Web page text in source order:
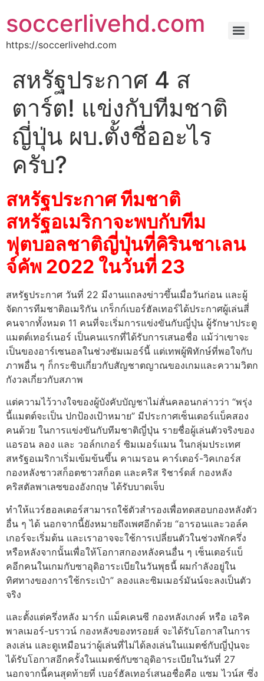
soccerlivehd.com
https://soccerlivehd.com
สหรัฐประกาศ 4 ส
ตาร์ต! แข่งกับทีมชาติ
ญี่ปุ่น ผบ.ตั้งชื่ออะไร
ครับ?
สหรัฐประกาศ ทีมชาติ
สหรัฐอเมริกาจะพบกับทีม
ฟุตบอลชาติญี่ปุ่นที่คิรินชาเลน
จ์คัพ 2022 ในวันที่ 23
สหรัฐประกาศ วันที่ 22 มีงานแถลงข่าวขึ้นเมื่อวันก่อน และผู้
จัดการทีมชาติอเมริกัน เกร็กก์เบอร์ฮัลเทอร์ได้ประกาศผู้เล่นสี่
คนจากทั้งหมด 11 คนที่จะเริ่มการแข่งขันกับญี่ปุ่น ผู้รักษาประตู
แมตต์เทอร์เนอร์ เป็นคนแรกที่ได้รับการเสนอชื่อ แม้ว่าเขาจะ
เป็นของอาร์เซนอลในช่วงซัมเมอร์นี้ แต่เทพผู้พิทักษ์ที่พอใจกับ
ภาพอื่น ๆ ก็กระซิบเกี่ยวกับสัญชาตญาณของเกมและความวิตก
กังวลเกี่ยวกับสภาพ
แต่ความไว้วางใจของผู้บังคับบัญชาไม่สั่นคลอนกล่าวว่า “พรุ่ง
นี้แมตต์จะเป็น ปกป้องเป้าหมาย” มีประกาศเซ็นเตอร์แบ็คสอง
คนด้วย ในการแข่งขันกับทีมชาติญี่ปุ่น รายชื่อผู้เล่นตัวจริงของ
แอรอน ลอง และ วอล์กเกอร์ ซิมเมอร์แมน ในกลุ่มประเทศ
สหรัฐอเมริกาเริ่มเข้มข้นขึ้น คาเมรอน คาร์เตอร์-วิคเกอร์ส
กองหลังชาวสก็อตชาวสก็อต และคริส ริชาร์ดส์ กองหลัง
คริสตัลพาเลซของอังกฤษ ได้รับบาดเจ็บ
ทำให้แวร์ฮอลเตอร์สามารถใช้ตัวสำรองเพื่อทดสอบกองหลังตัว
อื่น ๆ ได้ นอกจากนี้ยังหมายถึงเพศอีกด้วย “อารอนและวอล์ค
เกอร์จะเริ่มต้น และเราอาจจะใช้การเปลี่ยนตัวในช่วงพักครึ่ง
หรือหลังจากนั้นเพื่อให้โอกาสกองหลังคนอื่น ๆ เซ็นเตอร์แบ็
คอีกคนในเกมกับซาอุดิอาระเบียในวันพุธนี้ ผมกำลังอยู่ใน
ทิศทางของการใช้กระเป๋า” ลองและซิมเมอร์มันน์จะลงเป็นตัว
จริง
และตั้งแต่ครึ่งหลัง มาร์ก แม็คเคนซี กองหลังเกงค์ หรือ เอริค
พาลเมอร์-บราวน์ กองหลังของทรอยส์ จะได้รับโอกาสในการ
ลงเล่น และดูเหมือนว่าผู้เล่นที่ไม่ได้ลงเล่นในแมตช์กับญี่ปุ่นจะ
ได้รับโอกาสอีกครั้งในแมตช์กับซาอุดิอาระเบียในวันที่ 27
นอกจากนี้คนสุดท้ายที่ เบอร์ฮัลเทอร์เสนอชื่อคือ แซม ไวน์ส ซึ่ง